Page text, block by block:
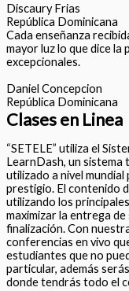
Discaury Frias
República Dominicana
Cada enseñanza
mayor luz lo que dice la
excepcionales.
Daniel Concepcion
República Dominicana
Clases en Linea
“SETELE” utiliza el
LearnDash, un sistema
utilizado a nivel
prestigio. El contenido
utilizando los
maximizar la entrega
finalización. Con
conferencias en vivo
estudiantes que no
particular, además
donde tendrás todo el